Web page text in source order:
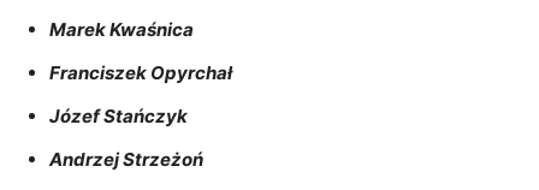
Marek Kwaśnica
Franciszek Opyrchał
Józef Stańczyk
Andrzej Strzeżoń